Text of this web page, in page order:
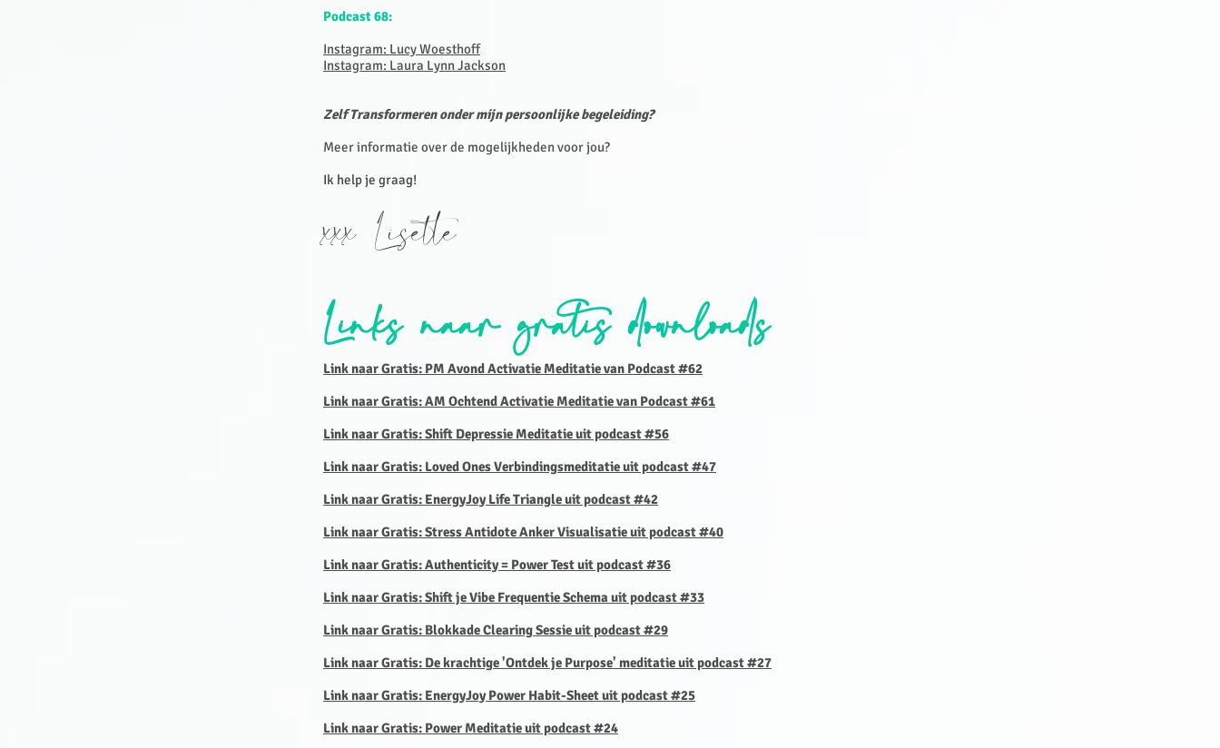
Podcast 68:
Instagram: Lucy Woesthoff
Instagram: Laura Lynn Jackson
Zelf Transformeren onder mijn persoonlijke begeleiding?
Meer informatie over de mogelijkheden voor jou?
Ik help je graag!
xxx Lisette
Links naar gratis downloads
Link naar Gratis: PM Avond Activatie Meditatie van Podcast #62
Link naar Gratis: AM Ochtend Activatie Meditatie van Podcast #61
Link naar Gratis: Shift Depressie Meditatie uit podcast #56
Link naar Gratis: Loved Ones Verbindingsmeditatie uit podcast #47
Link naar Gratis: EnergyJoy Life Triangle uit podcast #42
Link naar Gratis: Stress Antidote Anker Visualisatie uit podcast #40
Link naar Gratis: Authenticity = Power Test uit podcast #36
Link naar Gratis: Shift je Vibe Frequentie Schema uit podcast #33
Link naar Gratis: Blokkade Clearing Sessie uit podcast #29
Link naar Gratis: De krachtige 'Ontdek je Purpose' meditatie uit podcast #27
Link naar Gratis: EnergyJoy Power Habit-Sheet uit podcast #25
Link naar Gratis: Power Meditatie uit podcast #24